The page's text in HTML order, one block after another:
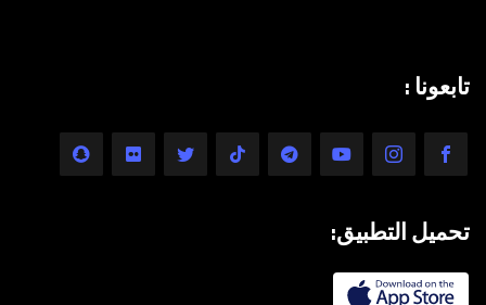
تابعونا :
تحميل التطبيق: